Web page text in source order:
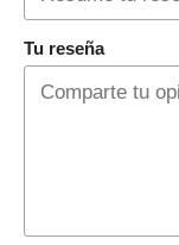
Tu reseña